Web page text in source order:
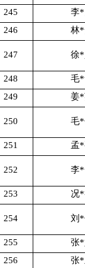
245
李
246
林
247 徐
248
毛
249
姜
250 毛
251 孟
252 李
253 况
254 刘
255
张
256
张